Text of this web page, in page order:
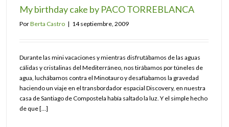
My birthday cake by PACO TORREBLANCA
PorBerta Castro | 14 septiembre, 2009
Durante las mini vacaciones y mientras disfrutábamos de las aguas
cálidas y cristalinas del Mediterráneo, nos tirábamos por túneles de
agua, luchábamos contra el Minotauro y desafíabamos la gravedad
haciendo un viaje en el transbordador espacial Discovery, en nuestra
casa de Santiago de Compostela había saltado la luz. Y el simple hecho
de que […]